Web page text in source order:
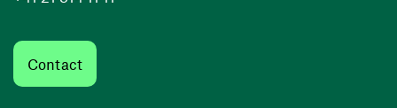
Contact